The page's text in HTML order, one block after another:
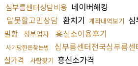
심부름센터상담비용 네이버해킹
말못할고민상담 환치기 계좌내역보기 심
밀항
청부업자 흥신소이용후기
사기당한돈찾는법 심부름센터전국심부름센
실가격
사람찾기 흥신소가격